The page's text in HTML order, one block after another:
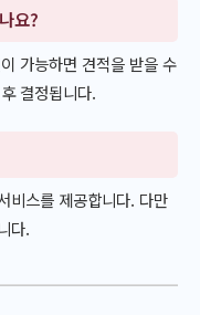
요?
가능하면 견적을 받을 수
결정됩니다.
비스를 제공합니다. 다만
다.